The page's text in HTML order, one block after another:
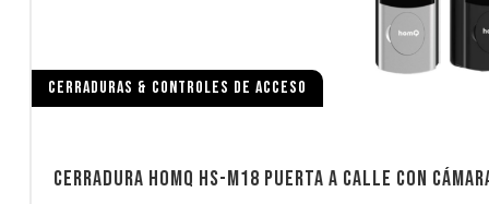
CERRADURAS & CONTROLES DE ACCESO
CERRADURA HOMQ HS-M18 PUERTA A CALLE CON